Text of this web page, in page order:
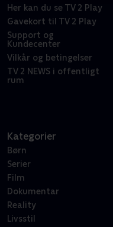
Her kan du se TV 2 Play
Gavekort til TV 2 Play
Support og
Kundecenter
Vilkår og betingelser
TV 2 NEWS i offentligt
rum
Kategorier
Børn
Serier
Film
Dokumentar
Reality
Livsstil